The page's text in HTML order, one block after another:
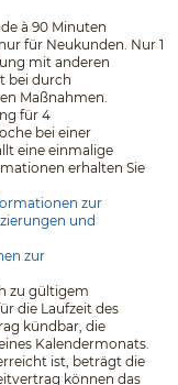
à 90 Minuten
für Neukunden. Nur 1
mit anderen
bei durch
Maßnahmen.
für 4
bei einer
eine einmalige
erhalten Sie
zur
und
zur
zu gültigem
die Laufzeit des
kündbar, die
Kalendermonats.
ist, beträgt die
können das